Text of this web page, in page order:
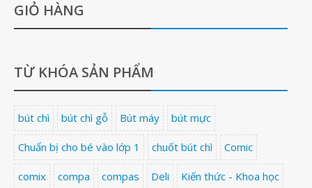
GIỎ HÀNG
TỪ KHÓA SẢN PHẨM
bút chì bút chì gỗ Bút máy bút mực
Chuẩn bị cho bé vào lớp 1 chuốt bút chì Comic
comix compa compas Deli Kiến thức - Khoa học